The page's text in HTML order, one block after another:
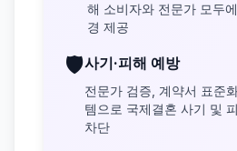
해 소비자와 전문가 모두
경 제공
🛡️사기·피해 예방
전문가 검증, 계약서 표준
템으로 국제결혼 사기 및
차단